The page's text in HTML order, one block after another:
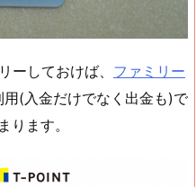
ーしておけば、 ファミリー
(入金だけでなく出金も)で
ます。